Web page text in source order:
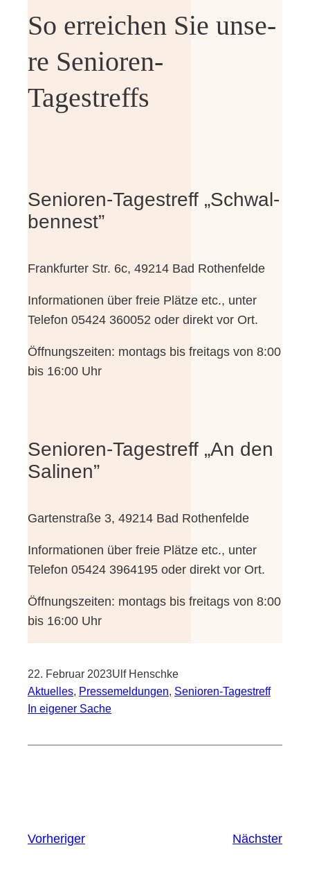
So errei­chen Sie unse­
re Senioren-
Tagestreffs
Senioren-Tagestreff „Schwal­
ben­nest”
Frank­fur­ter Str. 6c, 49214 Bad Rothenfelde
Infor­ma­tio­nen über freie Plät­ze etc., unter
Tele­fon 05424 360052 oder direkt vor Ort.
Öff­nungs­zei­ten: mon­tags bis frei­tags von 8:00
bis 16:00 Uhr
Senioren-Tagestreff „An den
Salinen”
Gar­ten­stra­ße 3, 49214 Bad Rothenfelde
Infor­ma­tio­nen über freie Plät­ze etc., unter
Tele­fon 05424 3964195 oder direkt vor Ort.
Öff­nungs­zei­ten: mon­tags bis frei­tags von 8:00
bis 16:00 Uhr
22. Februar 2023Ulf Henschke
Aktuelles, Pressemeldungen, Senioren-Tagestreff
In eigener Sache
Vorheriger Nächster